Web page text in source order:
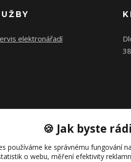
elektronářadí
🍪 Jak byste
používáme ke správnému fungování
o webu, měření efektivity